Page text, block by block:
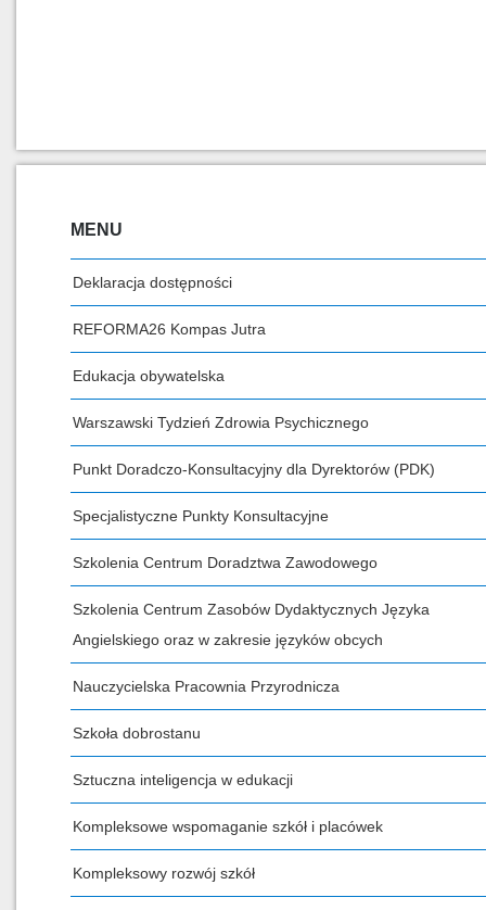
MENU
Deklaracja dostępności
REFORMA26 Kompas Jutra
Edukacja obywatelska
Warszawski Tydzień Zdrowia Psychicznego
Punkt Doradczo-Konsultacyjny dla Dyrektorów (PDK)
Specjalistyczne Punkty Konsultacyjne
Szkolenia Centrum Doradztwa Zawodowego
Szkolenia Centrum Zasobów Dydaktycznych Języka
Angielskiego oraz w zakresie języków obcych
Nauczycielska Pracownia Przyrodnicza
Szkoła dobrostanu
Sztuczna inteligencja w edukacji
Kompleksowe wspomaganie szkół i placówek
Kompleksowy rozwój szkół